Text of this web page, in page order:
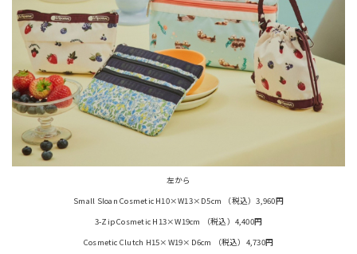
左から
Small Sloan Cosmetic H10×W13×D5cm （税込）3,960円
3-Zip Cosmetic H13×W19cm （税込）4,400円
Cosmetic Clutch H15×W19×D6cm （税込）4,730円